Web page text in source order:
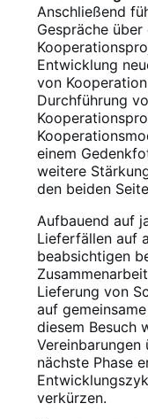
Anschließend
Gespräche
Entwicklung
von
Durchführung
einem
weitere
den beiden
Aufbauend auf
Lieferfällen auf
beabsichtigen
Lieferung von
auf
diesem Besuch
nächste Phase
verkürzen.